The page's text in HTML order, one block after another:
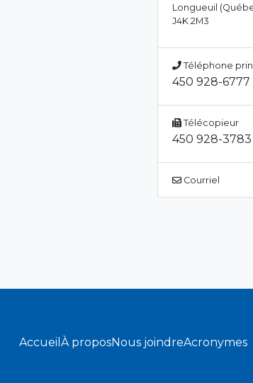
Longueuil
J4K 2M3
Téléphone
450 928-6777
Télécopieur
450 928-3783
Courriel
Accueil À proposNous joindreAcronymes